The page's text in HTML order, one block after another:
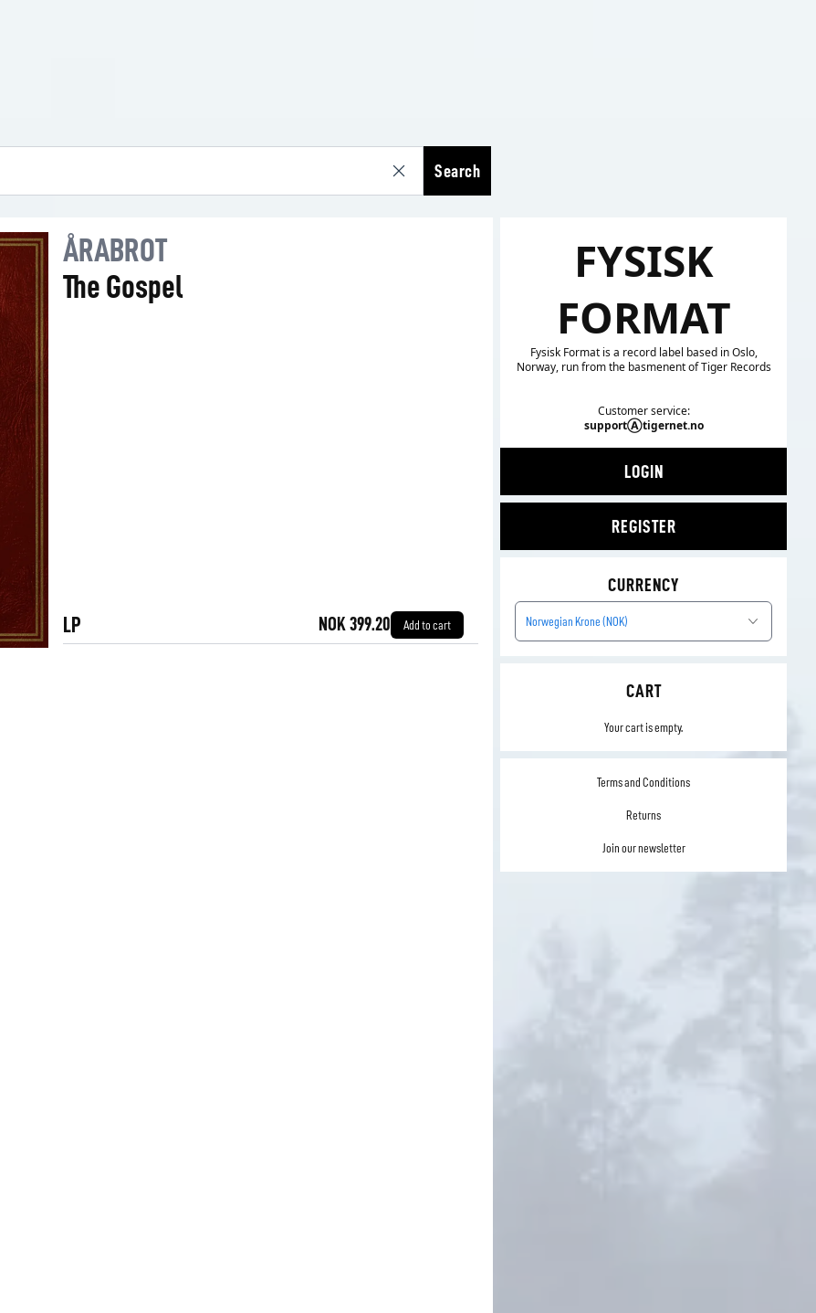
Search
ÅRABROT
The Gospel
LP NOK 399.20 Add to cart
FYSISK
FORMAT
Fysisk Format is a record label based in Oslo,
Norway, run from the basmenent of Tiger Records
Customer service:
supportⒶtigernet.no
LOGIN
REGISTER
CURRENCY
Norwegian Krone (NOK)
CART
Your cart is empty.
Terms and Conditions
Returns
Join our newsletter